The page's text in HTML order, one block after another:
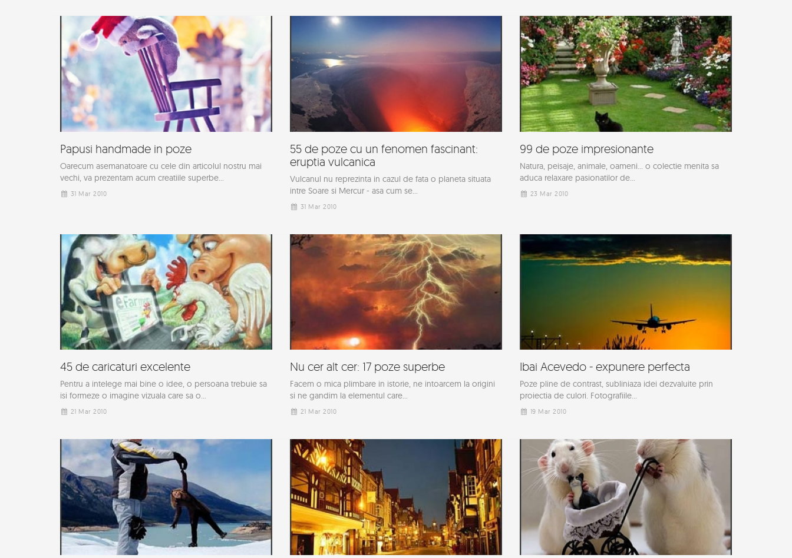
Papusi handmade in poze
Oarecum asemanatoare cu cele din articolul nostru mai
vechi, va prezentam acum creatiile superbe...
31 Mar 2010
55 de poze cu un fenomen fascinant:
eruptia vulcanica
Vulcanul nu reprezinta in cazul de fata o planeta situata
intre Soare si Mercur - asa cum se...
31 Mar 2010
99 de poze impresionante
Natura, peisaje, animale, oameni... o colectie menita sa
aduca relaxare pasionatilor de...
23 Mar 2010
45 de caricaturi excelente
Pentru a intelege mai bine o idee, o persoana trebuie sa
isi formeze o imagine vizuala care sa o...
21 Mar 2010
Nu cer alt cer: 17 poze superbe
Facem o mica plimbare in istorie, ne intoarcem la origini
si ne gandim la elementul care...
21 Mar 2010
Ibai Acevedo - expunere perfecta
Poze pline de contrast, subliniaza idei dezvaluite prin
proiectia de culori. Fotografiile...
19 Mar 2010